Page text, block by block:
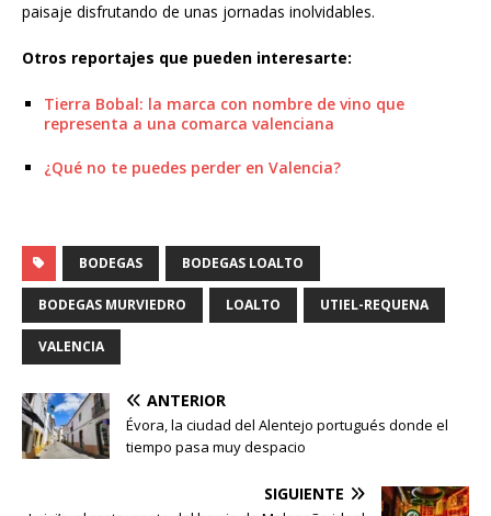
paisaje disfrutando de unas jornadas inolvidables.
Otros reportajes que pueden interesarte:
Tierra Bobal: la marca con nombre de vino que
representa a una comarca valenciana
¿Qué no te puedes perder en Valencia?
BODEGAS BODEGAS LOALTO
BODEGAS MURVIEDRO LOALTO UTIEL-REQUENA
VALENCIA
ANTERIOR
Évora, la ciudad del Alentejo portugués donde el
tiempo pasa muy despacio
SIGUIENTE